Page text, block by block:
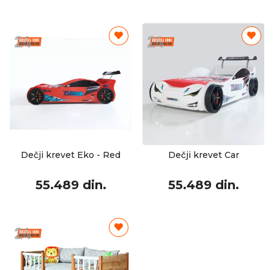
Dečji krevet Eko - Red
55.489 din.
Dečji krevet Car
55.489 din.